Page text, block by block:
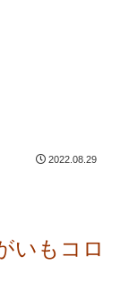
2022.08.29
いもコロ